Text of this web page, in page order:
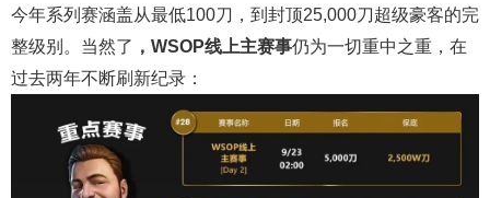
今年系列赛涵盖从最低100刀，到封顶25,000刀超级豪客的完
整级别。当然了 ，WSOP线上主赛事仍为一切重中之重，在
过去两年不断刷新纪录：